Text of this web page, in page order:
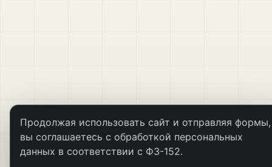
Продолжая использовать сайт и отправляя формы,
вы соглашаетесь с обработкой персональных
данных в соответствии с ФЗ-152.